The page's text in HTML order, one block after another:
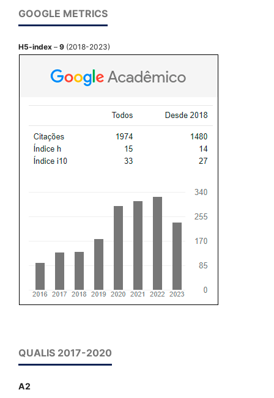
GOOGLE METRICS
H5-index – 9 (2018-2023)
QUALIS 2017-2020
A2